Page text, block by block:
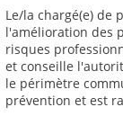
Le/la chargé(e) de
l'amélioration des
risques
et conseille
le périmètre
prévention et est